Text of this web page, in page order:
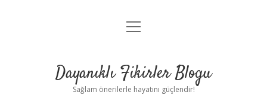
Anasayfa
Yasal Uyarı
menüyü
Dayanıklı Fikirler Blogu
Sağlam önerilerle hayatını güçlendir!